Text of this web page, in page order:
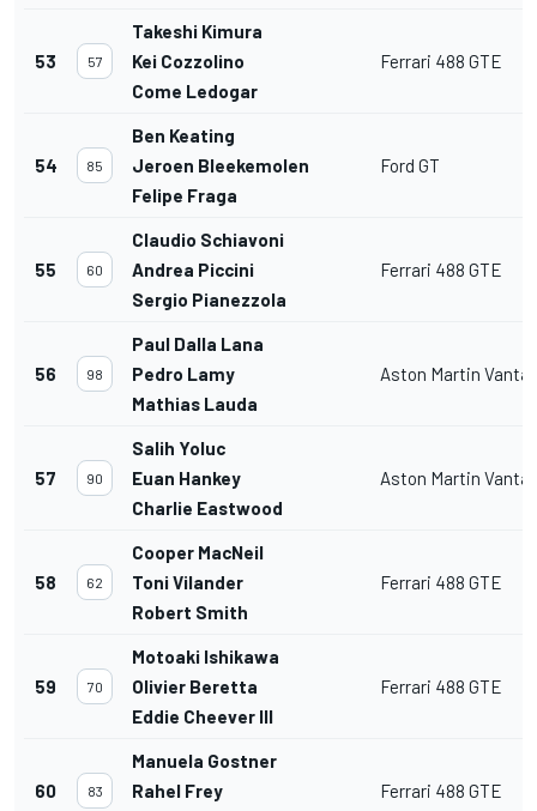
53 57
Takeshi Kimura
Kei Cozzolino
Come Ledogar
Ferrari 488 GTE
54 85
Ben Keating
Jeroen Bleekemolen
Felipe Fraga
Ford GT
55 60
Claudio Schiavoni
Andrea Piccini
Sergio Pianezzola
Ferrari 488 GTE
56 98
Paul Dalla Lana
Pedro Lamy
Mathias Lauda
Aston Martin
57 90
Salih Yoluc
Euan Hankey
Charlie Eastwood
Aston Martin
58 62
Cooper MacNeil
Toni Vilander
Robert Smith
Ferrari 488 GTE
59 70
Motoaki Ishikawa
Olivier Beretta
Eddie Cheever III
Ferrari 488 GTE
60 83
Manuela Gostner
Rahel Frey
Ferrari 488 GTE